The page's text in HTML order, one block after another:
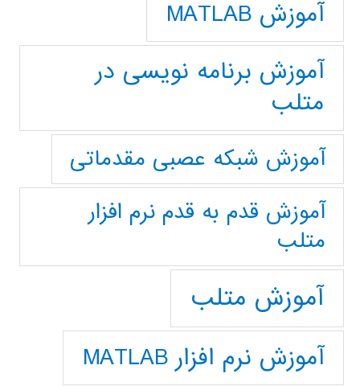
آموزش MATLAB
آموزش برنامه نویسی در
متلب
آموزش شبکه عصبی مقدماتی
آموزش قدم به قدم نرم افزار
متلب
آموزش متلب
آموزش نرم افزار MATLAB